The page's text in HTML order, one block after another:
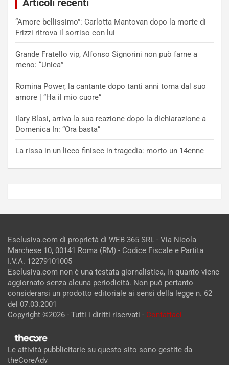
Articoli recenti
“Amore bellissimo”: Carlotta Mantovan dopo la morte di
Frizzi ritrova il sorriso con lui
Grande Fratello vip, Alfonso Signorini non può farne a
meno: “Unica”
Romina Power, la cantante dopo tanti anni torna dal suo
amore | “Ha il mio cuore”
Ilary Blasi, arriva la sua reazione dopo la dichiarazione a
Domenica In: “Ora basta”
La rissa in un liceo finisce in tragedia: morto un 14enne
Esclusiva.com di proprietà di WEB 365 SRL - Via Nicola
Marchese 10, 00141 Roma (RM) - Codice Fiscale e Partita
I.V.A. 12279101005
Esclusiva.com non è una testata giornalistica, in quanto viene
aggiornato senza alcuna periodicità. Non può pertanto
considerarsi un prodotto editoriale ai sensi della legge n. 62
del 07.03.2001
Copyright ©2026 - Tutti i diritti riservati - Contattaci
Le attività pubblicitarie su questo sito sono gestite da
theCoreAdv